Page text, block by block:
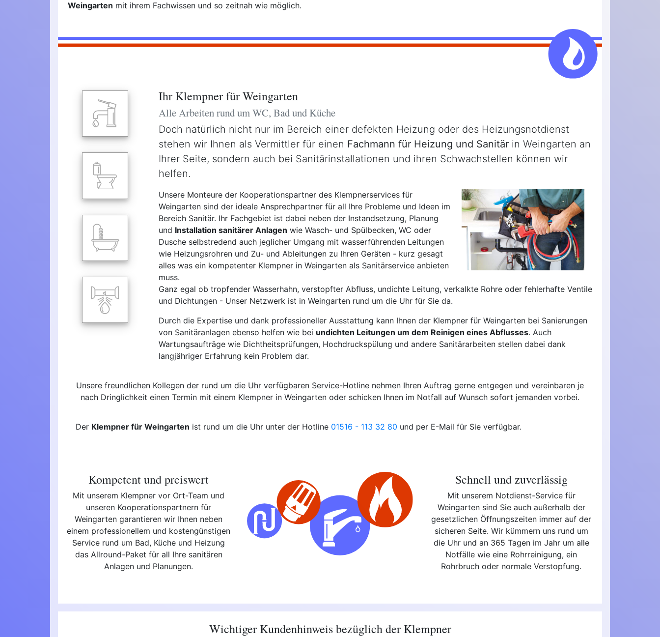
Weingarten mit ihrem Fachwissen und so zeitnah wie möglich.
Ihr Klempner für Weingarten
Alle Arbeiten rund um WC, Bad und Küche
Doch natürlich nicht nur im Bereich einer defekten Heizung oder des Heizungsnotdienst
stehen wir Ihnen als Vermittler für einen Fachmann für Heizung und Sanitärin Weingarten an
Ihrer Seite, sondern auch bei Sanitärinstallationen und ihren Schwachstellen können wir
helfen.
Unsere Monteure der Kooperationspartner des Klempnerservices für
Weingarten sind der ideale Ansprechpartner für all Ihre Probleme und Ideen im
Bereich Sanitär. Ihr Fachgebiet ist dabei neben der Instandsetzung, Planung
und Installation sanitärer Anlagen wie Wasch- und Spülbecken, WC oder
Dusche selbstredend auch jeglicher Umgang mit wasserführenden Leitungen
wie Heizungsrohren und Zu- und Ableitungen zu Ihren Geräten - kurz gesagt
alles was ein kompetenter Klempner in Weingarten als Sanitärservice anbieten
muss.
Ganz egal ob tropfender Wasserhahn, verstopfter Abfluss, undichte Leitung, verkalkte Rohre oder fehlerhafte Ventile
und Dichtungen - Unser Netzwerk ist in Weingarten rund um die Uhr für Sie da.
Durch die Expertise und dank professioneller Ausstattung kann Ihnen der Klempner für Weingarten bei Sanierungen
von Sanitäranlagen ebenso helfen wie bei undichten Leitungen um dem Reinigen eines Abflusses. Auch
Wartungsaufträge wie Dichtheitsprüfungen, Hochdruckspülung und andere Sanitärarbeiten stellen dabei dank
langjähriger Erfahrung kein Problem dar.
Unsere freundlichen Kollegen der rund um die Uhr verfügbaren Service-Hotline nehmen Ihren Auftrag gerne entgegen und vereinbaren je
nach Dringlichkeit einen Termin mit einem Klempner in Weingarten oder schicken Ihnen im Notfall auf Wunsch sofort jemanden vorbei.
Der Klempner für Weingarten ist rund um die Uhr unter der Hotline 01516 - 113 32 80 und per E-Mail für Sie verfügbar.
Kompetent und preiswert
Mit unserem Klempner vor Ort-Team und
unseren Kooperationspartnern für
Weingarten garantieren wir Ihnen neben
einem professionellem und kostengünstigen
Service rund um Bad, Küche und Heizung
das Allround-Paket für all Ihre sanitären
Anlagen und Planungen.
Schnell und zuverlässig
Mit unserem Notdienst-Service für
Weingarten sind Sie auch außerhalb der
gesetzlichen Öffnungszeiten immer auf der
sicheren Seite. Wir kümmern uns rund um
die Uhr und an 365 Tagen im Jahr um alle
Notfälle wie eine Rohrreinigung, ein
Rohrbruch oder normale Verstopfung.
Wichtiger Kundenhinweis bezüglich der Klempner